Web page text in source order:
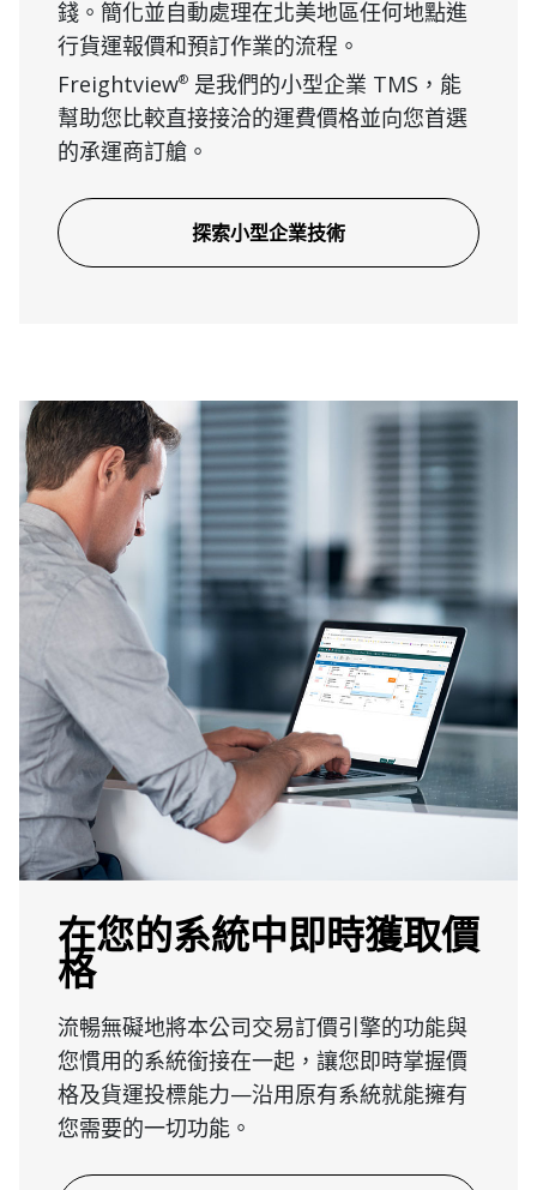
錢。簡化並自動處理在北美地區任何地點進
行貨運報價和預訂作業的流程。
Freightview® 是我們的小型企業 TMS，能
幫助您比較直接接洽的運費價格並向您首選
的承運商訂艙。
探索小型企業技術
在您的系統中即時獲取價
格
流暢無礙地將本公司交易訂價引擎的功能與
您慣用的系統銜接在一起，讓您即時掌握價
格及貨運投標能力—沿用原有系統就能擁有
您需要的一切功能。